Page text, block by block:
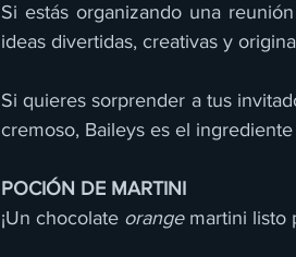
Si estás organizando una
ideas divertidas, creativas y
Si quieres sorprender a tus
cremoso, Baileys es el
POCIÓN DE MARTINI
¡Un chocolate orange martini listo